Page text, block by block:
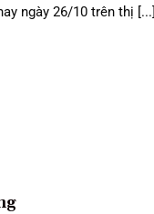
ngày 26/10 trên thị [...]